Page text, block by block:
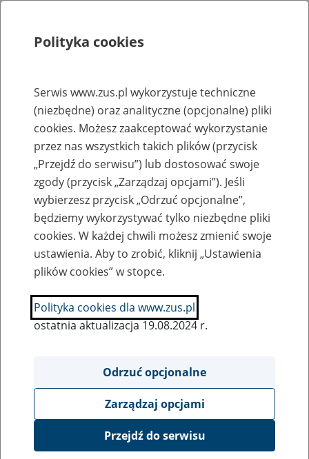
Rejestry, ewidencje i archiwa
Baza zlikwidowanych lub
przekształconych zakładów pracy
Nazwa zakładu pracy:
SZUKAJ
Ukryj wszystkie pozycje bazy
Raska sp. z o.o., Parznica 91A, 26-
Polityka cookies
Serwis www.zus.pl wykorzystuje techniczne
(niezbędne) oraz analityczne (opcjonalne) pliki
cookies. Możesz zaakceptować wykorzystanie
przez nas wszystkich takich plików (przycisk
„Przejdź do serwisu”) lub dostosować swoje
zgody (przycisk „Zarządzaj opcjami”). Jeśli
wybierzesz przycisk „Odrzuć opcjonalne”,
będziemy wykorzystywać tylko niezbędne pliki
cookies. W każdej chwili możesz zmienić swoje
ustawienia. Aby to zrobić, kliknij „Ustawienia
plików cookies” w stopce.
Polityka cookies dla www.zus.pl
ostatnia aktualizacja 19.08.2024 r.
Odrzuć opcjonalne
Zarządzaj opcjami
Przejdź do serwisu